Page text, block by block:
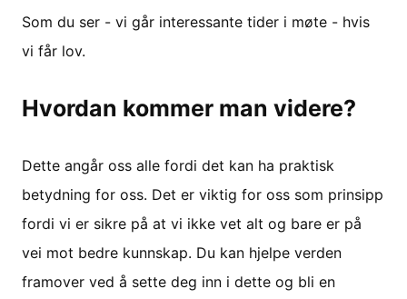
Som du ser - vi går interessante tider i møte - hvis
vi får lov.
Hvordan kommer man videre?
Dette angår oss alle fordi det kan ha praktisk
betydning for oss. Det er viktig for oss som prinsipp
fordi vi er sikre på at vi ikke vet alt og bare er på
vei mot bedre kunnskap. Du kan hjelpe verden
framover ved å sette deg inn i dette og bli en